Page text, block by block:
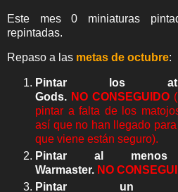
Este mes 0 miniaturas
repintadas.
Repaso a las metas de octubre:
Pintar los
Gods. NO CONSEGUIDO
pintar a falta de los
así que no han llegado
que viene están seguro).
Pintar al
Warmaster. NO
Pintar un